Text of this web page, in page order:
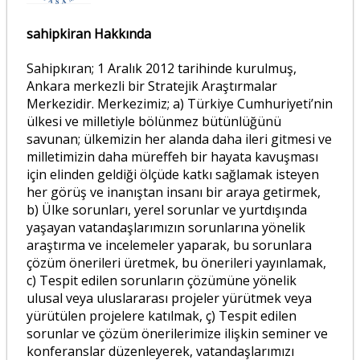
sahipkiran Hakkında
Sahipkıran; 1 Aralık 2012 tarihinde kurulmuş,
Ankara merkezli bir Stratejik Araştırmalar
Merkezidir. Merkezimiz; a) Türkiye Cumhuriyeti’nin
ülkesi ve milletiyle bölünmez bütünlüğünü
savunan; ülkemizin her alanda daha ileri gitmesi ve
milletimizin daha müreffeh bir hayata kavuşması
için elinden geldiği ölçüde katkı sağlamak isteyen
her görüş ve inanıştan insanı bir araya getirmek,
b) Ülke sorunları, yerel sorunlar ve yurtdışında
yaşayan vatandaşlarımızın sorunlarına yönelik
araştırma ve incelemeler yaparak, bu sorunlara
çözüm önerileri üretmek, bu önerileri yayınlamak,
c) Tespit edilen sorunların çözümüne yönelik
ulusal veya uluslararası projeler yürütmek veya
yürütülen projelere katılmak, ç) Tespit edilen
sorunlar ve çözüm önerilerimize ilişkin seminer ve
konferanslar düzenleyerek, vatandaşlarımızı